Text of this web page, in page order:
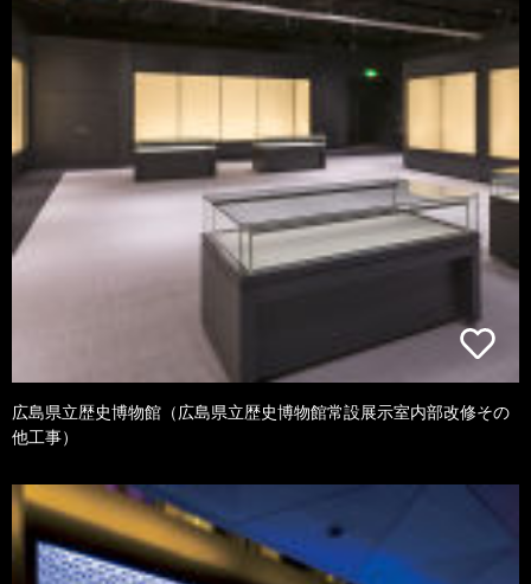
広島県立歴史博物館（広島県立歴史博物館常設展示室内部改修その
他工事）